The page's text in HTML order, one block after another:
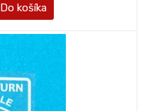
Do košíka